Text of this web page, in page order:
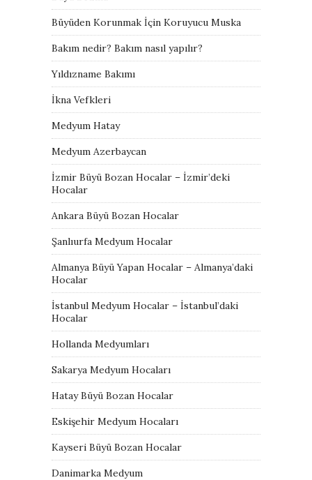
Büyüden Korunmak İçin Koruyucu Muska
Bakım nedir? Bakım nasıl yapılır?
Yıldızname Bakımı
İkna Vefkleri
Medyum Hatay
Medyum Azerbaycan
İzmir Büyü Bozan Hocalar – İzmir’deki
Hocalar
Ankara Büyü Bozan Hocalar
Şanlıurfa Medyum Hocalar
Almanya Büyü Yapan Hocalar – Almanya’daki
Hocalar
İstanbul Medyum Hocalar – İstanbul’daki
Hocalar
Hollanda Medyumları
Sakarya Medyum Hocaları
Hatay Büyü Bozan Hocalar
Eskişehir Medyum Hocaları
Kayseri Büyü Bozan Hocalar
Danimarka Medyum